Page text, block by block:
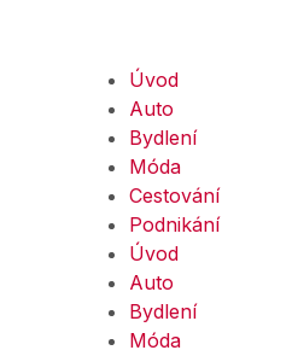
Úvod
Auto
Bydlení
Móda
Cestování
Podnikání
Úvod
Auto
Bydlení
Móda